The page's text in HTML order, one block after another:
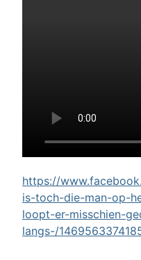
https://
is-toch-die-man-op-
loopt-er-misschien-
langs-/